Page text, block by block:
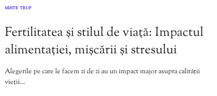
MINTE TRUP
Fertilitatea și stilul de viață: Impactul
alimentației, mișcării și stresului
Alegerile pe care le facem zi de zi au un impact major asupra calității
vieții…